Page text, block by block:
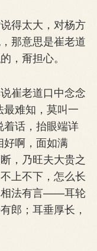
得太大，对杨方
那意思是崔老道
，甭担心。
崔老道口中念念
最难知，莫叫一
话，抬眼端详
好啊，面如满
，乃旺夫大贵之
上不下，怎么长
相法有言——耳轮
郎；耳垂厚长，